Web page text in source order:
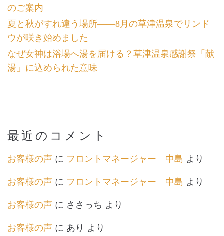
のご案内
夏と秋がすれ違う場所――8月の草津温泉でリンド
ウが咲き始めました
なぜ女神は浴場へ湯を届ける？草津温泉感謝祭「献
湯」に込められた意味
最近のコメント
お客様の声 に フロントマネージャー 中島 より
お客様の声 に フロントマネージャー 中島 より
お客様の声 に ささっち より
お客様の声 に あり より